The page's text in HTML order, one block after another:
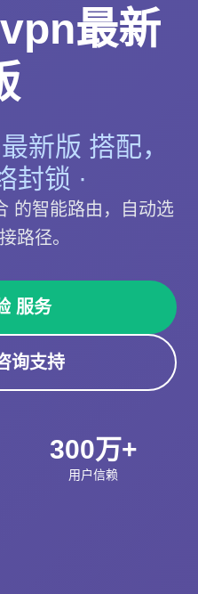
最新
新版 搭配，
封锁 ·
的智能路由，自动选
路径。
体验 服务
询支持
300万+
用户信赖